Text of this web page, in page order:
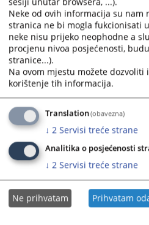
188
Neke od ovih informacija su nam
stranica ne bi mogla fukcionisati
neke nisu prijeko neophodne a
procjenu nivoa posjećenosti,
stranice...).
Na ovom mjestu možete
korištenje tih informacija.
Translation(obavezna)
↓ 2 Servisi treće strane
Analitika o posjećenosti
↓ 2 Servisi treće strane
Ne prihvatam Prihvatam